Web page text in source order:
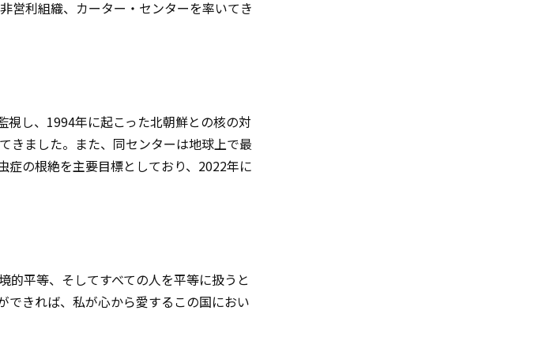
営利組織、カーター・センターを率いてき
し、1994年に起こった北朝鮮との核の対
きました。また、同センターは地球上で最
症の根絶を主要目標としており、2022年に
的平等、そしてすべての人を平等に扱うと
できれば、私が心から愛するこの国におい